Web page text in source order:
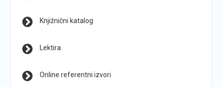
Knjižnični katalog
Lektira
Online referentni izvori